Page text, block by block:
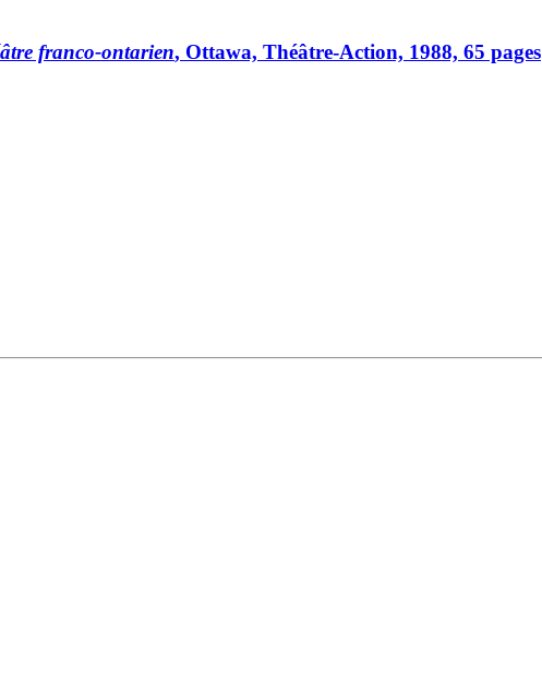
franco-ontarien, Ottawa, Théâtre-Action, 1988, 65 pages